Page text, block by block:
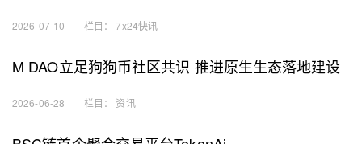
2026-07-10 栏目：7x24快讯
M DAO立足狗狗币社区共识 推进原生生态落地建设
2026-06-28 栏目： 资讯